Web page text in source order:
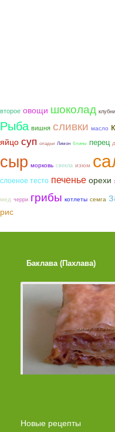
второе овощи шоколад
Рыба вишня сливки масло
яйцо суп оладьи Лимон блины перец
сыр морковь свекла изюм
слоеное тесто печенье орехи
мед черри грибы котлеты семга
рис
Баклава (Пахлава)
Новые рецепты